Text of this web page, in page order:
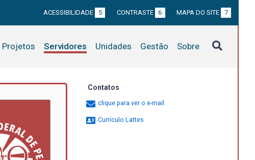
ACESSIBILIDADE 5 CONTRASTE 6 MAPA DO SITE 7
Projetos Servidores Unidades Gestão Sobre
Contatos
clique para ver o e-mail
Currículo Lattes